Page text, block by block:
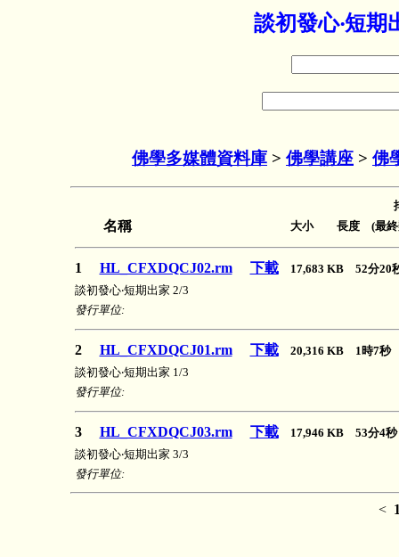
談初發心‧短期
佛學多媒體資料庫 > 佛學講座 > 佛
名稱 大小 長度 (最終
1 HL_CFXDQCJ02.rm 下載
17,683 KB 52分
談初發心‧短期出家 2/3
發行單位:
2 HL_CFXDQCJ01.rm 下載
20,316 KB 1時7
談初發心‧短期出家 1/3
發行單位:
3 HL_CFXDQCJ03.rm 下載
17,946 KB 53分4
談初發心‧短期出家 3/3
發行單位:
<